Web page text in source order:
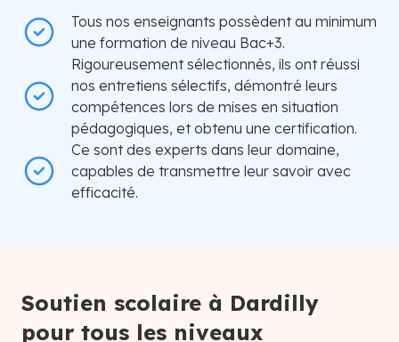
Tous nos enseignants possèdent au minimum
une formation de niveau Bac+3.
Rigoureusement sélectionnés, ils ont réussi
nos entretiens sélectifs, démontré leurs
compétences lors de mises en situation
pédagogiques, et obtenu une certification.
Ce sont des experts dans leur domaine,
capables de transmettre leur savoir avec
efficacité.
Soutien scolaire à Dardilly
pour tous les niveaux